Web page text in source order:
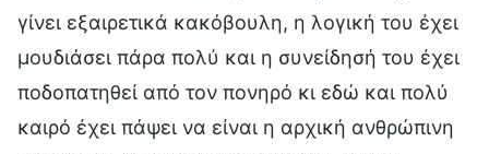
γίνει εξαιρετικά κακόβουλη, η λογική του έχει
μουδιάσει πάρα πολύ και η συνείδησή του έχει
ποδοπατηθεί από τον πονηρό κι εδώ και πολύ
καιρό έχει πάψει να είναι η αρχική ανθρώπινη